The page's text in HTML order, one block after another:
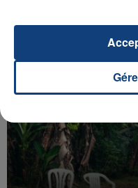
La famille a porté
reconnu sa
TITRES